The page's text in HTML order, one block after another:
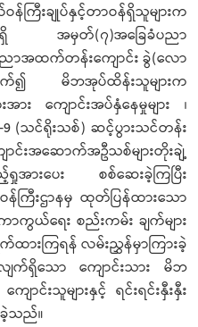
ြီးချုပ်နှင့်တာဝန်ရှိသူများက
အမှတ်(၇)အခြေခံပညာ
ာအထက်တန်းကျောင်း ခွဲ(လော
ာက်၍ မိဘအုပ်ထိန်းသူများက
ား ကျောင်းအပ်နှံနေမှုများ ၊
9 (သင်ရိုးသစ်) ဆင့်ပွားသင်တန်း
ာင်းအဆောက်အဦသစ်များတိုးချဲ့
ားပေး စစ်ဆေးခဲ့ကြပြီး
ဝန်ကြီးဌာနမှ ထုတ်ပြန်ထားသော
ကွယ်ရေး စည်းကမ်း ချက်များ
ားကြရန် လမ်းညွှန်မှာကြားခဲ့
က်ရှိသော ကျောင်းသား မိဘ
ောင်းသူများနှင့် ရင်းရင်းနှီးနှီး
သည်။